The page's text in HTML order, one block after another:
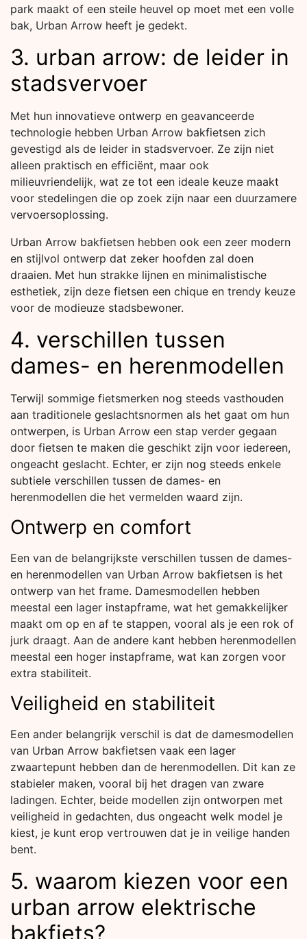
park maakt of een steile heuvel op moet met een volle
bak, Urban Arrow heeft je gedekt.
3. urban arrow: de leider in
stadsvervoer
Met hun innovatieve ontwerp en geavanceerde
technologie hebben Urban Arrow bakfietsen zich
gevestigd als de leider in stadsvervoer. Ze zijn niet
alleen praktisch en efficiënt, maar ook
milieuvriendelijk, wat ze tot een ideale keuze maakt
voor stedelingen die op zoek zijn naar een duurzamere
vervoersoplossing.
Urban Arrow bakfietsen hebben ook een zeer modern
en stijlvol ontwerp dat zeker hoofden zal doen
draaien. Met hun strakke lijnen en minimalistische
esthetiek, zijn deze fietsen een chique en trendy keuze
voor de modieuze stadsbewoner.
4. verschillen tussen
dames- en herenmodellen
Terwijl sommige fietsmerken nog steeds vasthouden
aan traditionele geslachtsnormen als het gaat om hun
ontwerpen, is Urban Arrow een stap verder gegaan
door fietsen te maken die geschikt zijn voor iedereen,
ongeacht geslacht. Echter, er zijn nog steeds enkele
subtiele verschillen tussen de dames- en
herenmodellen die het vermelden waard zijn.
Ontwerp en comfort
Een van de belangrijkste verschillen tussen de dames-
en herenmodellen van Urban Arrow bakfietsen is het
ontwerp van het frame. Damesmodellen hebben
meestal een lager instapframe, wat het gemakkelijker
maakt om op en af te stappen, vooral als je een rok of
jurk draagt. Aan de andere kant hebben herenmodellen
meestal een hoger instapframe, wat kan zorgen voor
extra stabiliteit.
Veiligheid en stabiliteit
Een ander belangrijk verschil is dat de damesmodellen
van Urban Arrow bakfietsen vaak een lager
zwaartepunt hebben dan de herenmodellen. Dit kan ze
stabieler maken, vooral bij het dragen van zware
ladingen. Echter, beide modellen zijn ontworpen met
veiligheid in gedachten, dus ongeacht welk model je
kiest, je kunt erop vertrouwen dat je in veilige handen
bent.
5. waarom kiezen voor een
urban arrow elektrische
bakfiets?